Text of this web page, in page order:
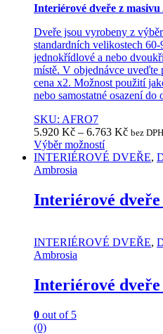
Interiérové dveře z
Dveře jsou vyrobeny z
standardních velikostech
jednokřídlové a nebo
místě. V objednávce
cena x2. Možnost použití
nebo samostatné osazení do
SKU: AFRO7
5.920 Kč – 6.763 Kč bez DPH
Výběr možností
This
product
multiple
variants.
may
be
on
the
product
page
INTERIÉROVÉ DVEŘE,
Ambrosia
Interiérové dveře
INTERIÉROVÉ DVEŘE,
Ambrosia
Interiérové dveře
0 out of 5
(0)